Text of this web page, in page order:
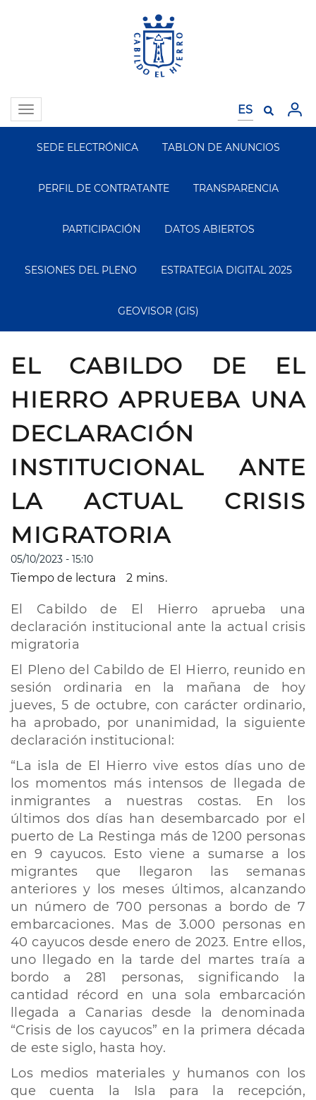
Toggle
navigation
Segundo
Menu
SEDE ELECTRÓNICA TABLON DE ANUNCIOS
PERFIL DE CONTRATANTE TRANSPARENCIA
PARTICIPACIÓN DATOS ABIERTOS
SESIONES DEL PLENO ESTRATEGIA DIGITAL 2025
GEOVISOR (GIS)
EL CABILDO DE EL
HIERRO APRUEBA UNA
DECLARACIÓN
INSTITUCIONAL ANTE
LA ACTUAL CRISIS
MIGRATORIA
05/10/2023 - 15:10
Tiempo de lectura 2 mins.
El Cabildo de El Hierro aprueba una
declaración institucional ante la actual crisis
migratoria
El Pleno del Cabildo de El Hierro, reunido en
sesión ordinaria en la mañana de hoy
jueves, 5 de octubre, con carácter ordinario,
ha aprobado, por unanimidad, la siguiente
declaración institucional:
“La isla de El Hierro vive estos días uno de
los momentos más intensos de llegada de
inmigrantes a nuestras costas. En los
últimos dos días han desembarcado por el
puerto de La Restinga más de 1200 personas
en 9 cayucos. Esto viene a sumarse a los
migrantes que llegaron las semanas
anteriores y los meses últimos, alcanzando
un número de 700 personas a bordo de 7
embarcaciones. Mas de 3.000 personas en
40 cayucos desde enero de 2023. Entre ellos,
uno llegado en la tarde del martes traía a
bordo a 281 personas, significando la
cantidad récord en una sola embarcación
llegada a Canarias desde la denominada
“Crisis de los cayucos” en la primera década
de este siglo, hasta hoy.
Los medios materiales y humanos con los
que cuenta la Isla para la recepción,